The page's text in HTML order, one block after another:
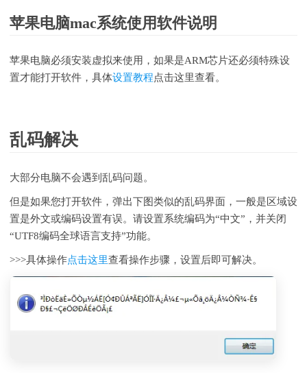
苹果电脑mac系统使用软件说明
苹果电脑必须安装虚拟来使用，如果是ARM芯片还必须特殊设
置才能打开软件，具体设置教程点击这里查看。
乱码解决
大部分电脑不会遇到乱码问题。
但是如果您打开软件，弹出下图类似的乱码界面，一般是区域设
置是外文或编码设置有误。请设置系统编码为“中文”，并关闭
“UTF8编码全球语言支持”功能。
>>>具体操作点击这里查看操作步骤，设置后即可解决。